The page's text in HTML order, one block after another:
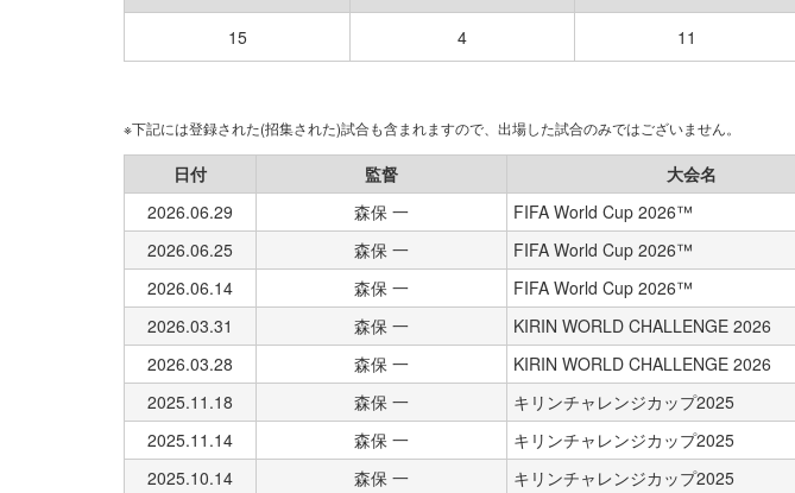
15 4 11
※下記には登録された(招集された)試合も含まれますので、出場した試合のみではございません。
日付 監督 大会名
2026.06.29
森保 一 FIFA World Cup 2026™
2026.06.25
森保 一 FIFA World Cup 2026™
2026.06.14
森保 一 FIFA World Cup 2026™
2026.03.31
森保 一 KIRIN WORLD CHALLENGE 2026
2026.03.28
森保 一 KIRIN WORLD CHALLENGE 2026
2025.11.18
森保 一 キリンチャレンジカップ2025
2025.11.14
森保 一 キリンチャレンジカップ2025
2025.10.14
森保 一 キリンチャレンジカップ2025